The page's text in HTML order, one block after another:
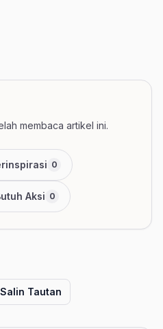
membaca artikel ini.
0
Aksi 0
Salin Tautan